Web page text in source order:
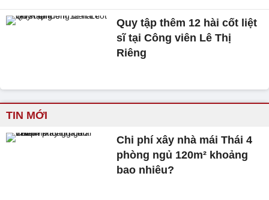
Quy tập thêm 12 hài cốt liệt
sĩ tại Công viên Lê Thị
Riêng
TIN MỚI
Chi phí xây nhà mái Thái 4
phòng ngủ 120m² khoảng
bao nhiêu?